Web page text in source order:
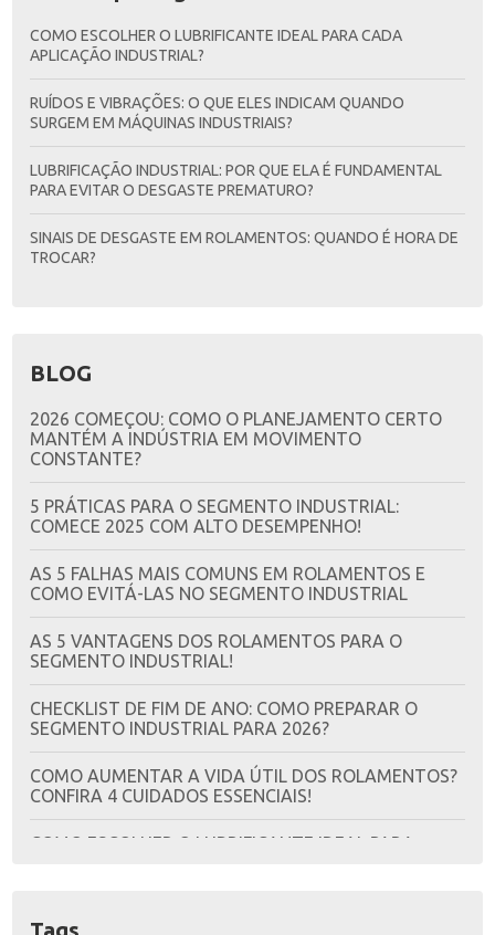
COMO ESCOLHER O LUBRIFICANTE IDEAL PARA CADA
APLICAÇÃO INDUSTRIAL?
RUÍDOS E VIBRAÇÕES: O QUE ELES INDICAM QUANDO
SURGEM EM MÁQUINAS INDUSTRIAIS?
LUBRIFICAÇÃO INDUSTRIAL: POR QUE ELA É FUNDAMENTAL
PARA EVITAR O DESGASTE PREMATURO?
SINAIS DE DESGASTE EM ROLAMENTOS: QUANDO É HORA DE
TROCAR?
BLOG
2026 COMEÇOU: COMO O PLANEJAMENTO CERTO
MANTÉM A INDÚSTRIA EM MOVIMENTO
CONSTANTE?
5 PRÁTICAS PARA O SEGMENTO INDUSTRIAL:
COMECE 2025 COM ALTO DESEMPENHO!
AS 5 FALHAS MAIS COMUNS EM ROLAMENTOS E
COMO EVITÁ-LAS NO SEGMENTO INDUSTRIAL
AS 5 VANTAGENS DOS ROLAMENTOS PARA O
SEGMENTO INDUSTRIAL!
CHECKLIST DE FIM DE ANO: COMO PREPARAR O
SEGMENTO INDUSTRIAL PARA 2026?
COMO AUMENTAR A VIDA ÚTIL DOS ROLAMENTOS?
CONFIRA 4 CUIDADOS ESSENCIAIS!
COMO ESCOLHER O LUBRIFICANTE IDEAL PARA
VÃO TRANSFORMAR O SETOR EM 2025?